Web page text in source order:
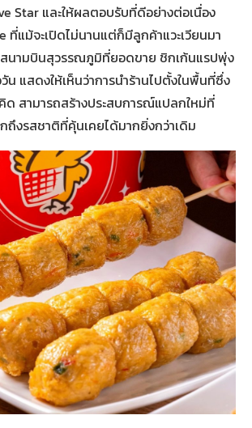
Star และให้ผลตอบรับที่ดีอย่างต่อเนื่อง
ที่แม้จะเปิดไม่นานแต่ก็มีลูกค้าแวะเวียนมา
สนามบินสุวรรณภูมิที่ยอดขาย ชิกเก้นแรปพุ่ง
น แสดงให้เห็นว่าการนำร้านไปตั้งในพื้นที่ซึ่ง
ด สามารถสร้างประสบการณ์แปลกใหม่ที่
ถึงรสชาติที่คุ้นเคยได้มากยิ่งกว่าเดิม